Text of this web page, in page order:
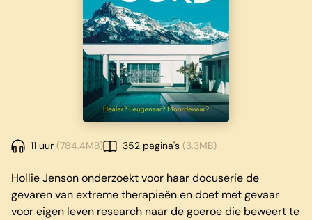
11 uur (784.4MB) 352 pagina's (3.3MB)
Hollie Jenson onderzoekt voor haar docuserie de
gevaren van extreme therapieën en doet met gevaar
voor eigen leven research naar de goeroe die beweert te